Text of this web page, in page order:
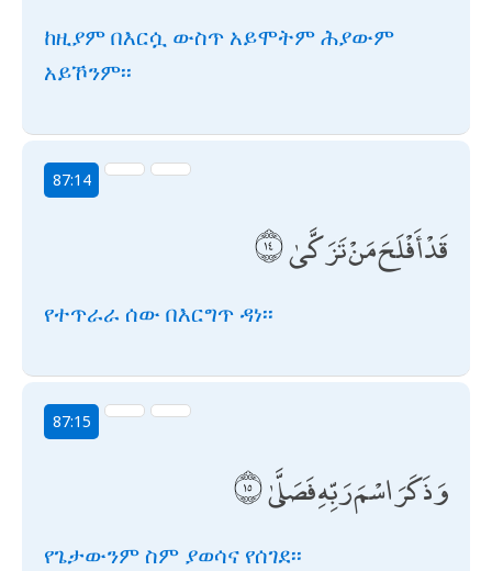
ከዚያም በእርሷ ውስጥ አይሞትም ሕያውም
አይኾንም፡፡
87:14
قَدْ أَفْلَحَ مَنْ تَزَكَّىٰ
የተጥራራ ሰው በእርግጥ ዳነ፡፡
87:15
وَذَكَرَ اسْمَ رَبِّهِ فَصَلَّىٰ
የጌታውንም ስም ያወሳና የሰገደ፡፡